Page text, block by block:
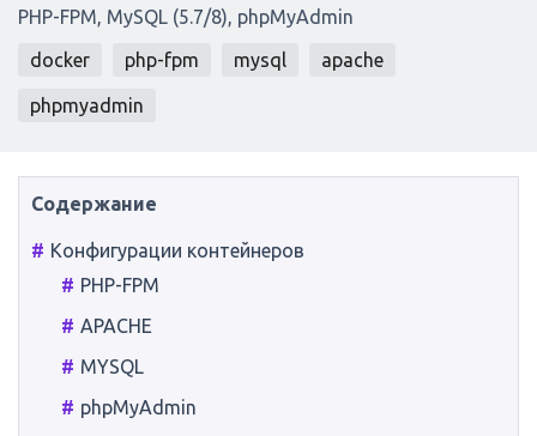
nginx3 php 19 литература6
raid2 bios2 dos2 kafka2 ssh
opencart 4
wordpress2
PHP-FPM, MySQL (5.7/8), phpMyAdmin
docker
php-fpm mysql apache
phpmyadmin
Конфигурации контейнеров
PHP-FPM
APACHE
MYSQL
phpMyAdmin